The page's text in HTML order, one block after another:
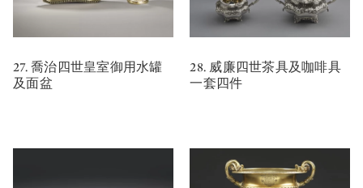
27. 喬治四世皇室御用水罐
及面盆
28. 威廉四世茶具及咖啡具
一套四件